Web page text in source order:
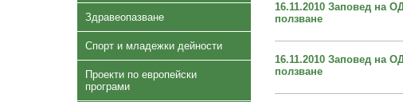
Здравеопазване
Спорт и младежки дейности
Проекти по европейски
програми
16.11.2010 Заповед на
ползване
16.11.2010 Заповед на
ползване